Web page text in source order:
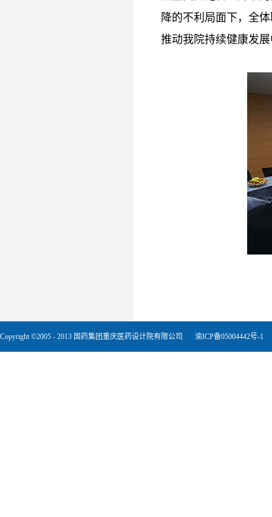
降的不利局面下，全
推动我院持续健康发
Copyright ©2005 - 2013 国药集团重庆医药设计院有限公司 渝ICP备05004442号-1